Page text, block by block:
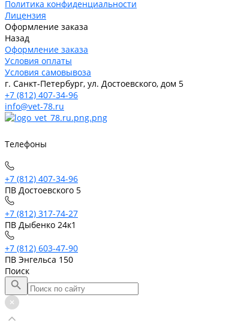
Политика конфиденциальности
Лицензия
Оформление заказа
Назад
Оформление заказа
Условия оплаты
Условия самовывоза
г. Санкт-Петербург, ул. Достоевского, дом 5
+7 (812) 407-34-96
info@vet-78.ru
Телефоны
+7 (812) 407-34-96
ПВ Достоевского 5
+7 (812) 317-74-27
ПВ Дыбенко 24к1
+7 (812) 603-47-90
ПВ Энгельса 150
Поиск